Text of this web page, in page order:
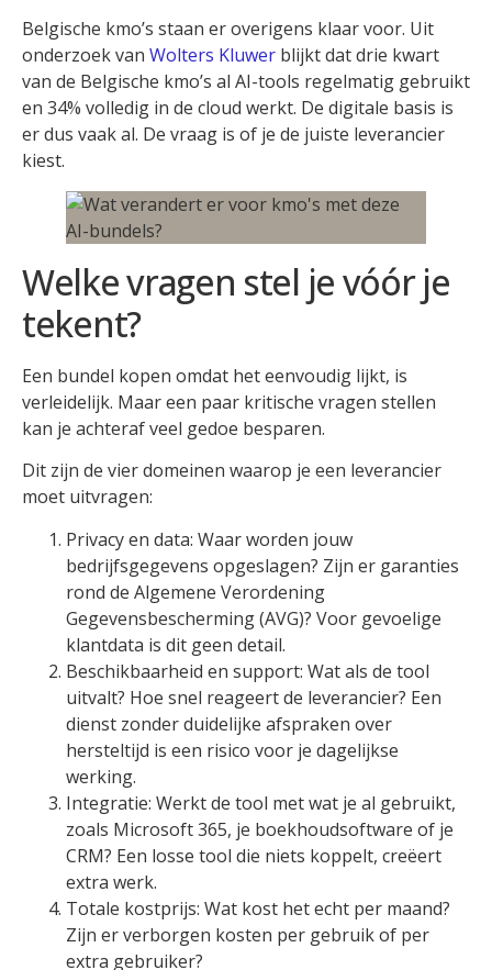
Belgische kmo’s staan er overigens klaar voor. Uit
onderzoek van Wolters Kluwer blijkt dat drie kwart
van de Belgische kmo’s al AI-tools regelmatig gebruikt
en 34% volledig in de cloud werkt. De digitale basis is
er dus vaak al. De vraag is of je de juiste leverancier
kiest.
Welke vragen stel je vóór je
tekent?
Een bundel kopen omdat het eenvoudig lijkt, is
verleidelijk. Maar een paar kritische vragen stellen
kan je achteraf veel gedoe besparen.
Dit zijn de vier domeinen waarop je een leverancier
moet uitvragen:
Privacy en data: Waar worden jouw
bedrijfsgegevens opgeslagen? Zijn er garanties
rond de Algemene Verordening
Gegevensbescherming (AVG)? Voor gevoelige
klantdata is dit geen detail.
Beschikbaarheid en support: Wat als de tool
uitvalt? Hoe snel reageert de leverancier? Een
dienst zonder duidelijke afspraken over
hersteltijd is een risico voor je dagelijkse
werking.
Integratie: Werkt de tool met wat je al gebruikt,
zoals Microsoft 365, je boekhoudsoftware of je
CRM? Een losse tool die niets koppelt, creëert
extra werk.
Totale kostprijs: Wat kost het echt per maand?
Zijn er verborgen kosten per gebruik of per
extra gebruiker?